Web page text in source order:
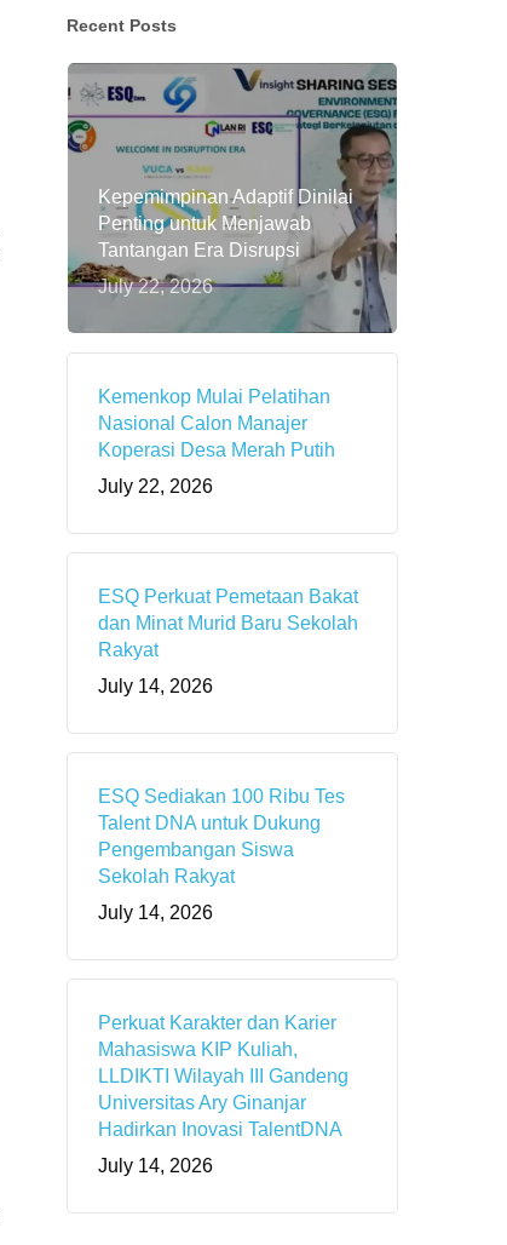
Recent Posts
Kepemimpinan Adaptif Dinilai
Penting untuk Menjawab
Tantangan Era Disrupsi
July 22, 2026
Kemenkop Mulai Pelatihan
Nasional Calon Manajer
Koperasi Desa Merah Putih
July 22, 2026
ESQ Perkuat Pemetaan Bakat
dan Minat Murid Baru Sekolah
Rakyat
July 14, 2026
ESQ Sediakan 100 Ribu Tes
Talent DNA untuk Dukung
Pengembangan Siswa
Sekolah Rakyat
July 14, 2026
Perkuat Karakter dan Karier
Mahasiswa KIP Kuliah,
LLDIKTI Wilayah III Gandeng
Universitas Ary Ginanjar
Hadirkan Inovasi TalentDNA
July 14, 2026